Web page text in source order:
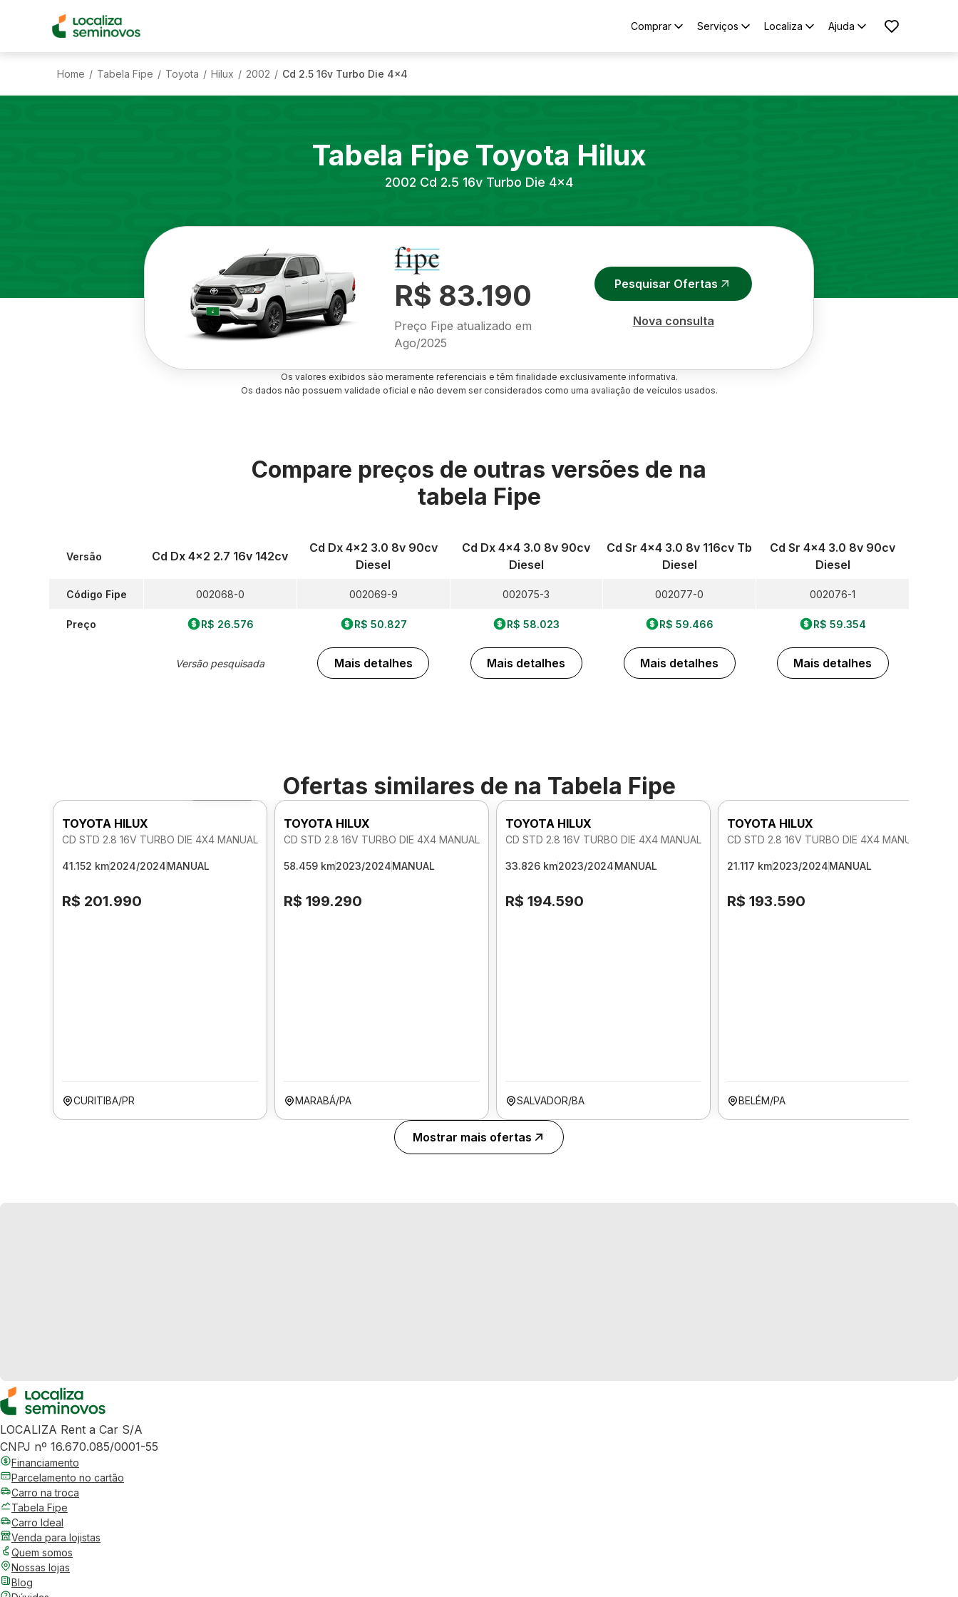
Comprar Serviços Localiza Ajuda
Home / Tabela Fipe / Toyota / Hilux / 2002 / Cd 2.5 16v Turbo Die 4x4
Tabela Fipe Toyota Hilux
2002 Cd 2.5 16v Turbo Die 4x4
R$ 83.190
Preço Fipe atualizado em
Ago/2025
Pesquisar Ofertas
Nova consulta
Os valores exibidos são meramente referenciais e têm finalidade exclusivamente informativa.
Os dados não possuem validade oficial e não devem ser considerados como uma avaliação de veículos usados.
Compare preços de outras versões de na
tabela Fipe
Versão
Código Fipe
Preço
Cd Dx 4x2 2.7 16v 142cv
002068-0
R$ 26.576
Versão pesquisada
Cd Dx 4x2 3.0 8v 90cv
Diesel
002069-9
R$ 50.827
Mais detalhes
Cd Dx 4x4 3.0 8v 90cv
Diesel
002075-3
R$ 58.023
Mais detalhes
Cd Sr 4x4 3.0 8v 116cv Tb
Diesel
002077-0
R$ 59.466
Mais detalhes
Cd Sr 4x4 3.0 8v 90cv
Diesel
002076-1
R$ 59.354
Mais detalhes
Ofertas similares de na Tabela Fipe
TOYOTA HILUX
CD STD 2.8 16V TURBO DIE 4X4 MANUAL
41.152 km2024/2024MANUAL
R$ 201.990
CURITIBA/PR
TOYOTA HILUX
CD STD 2.8 16V TURBO DIE 4X4 MANUAL
58.459 km2023/2024MANUAL
R$ 199.290
MARABÁ/PA
TOYOTA HILUX
CD STD 2.8 16V TURBO DIE 4X4 MANUAL
33.826 km2023/2024MANUAL
R$ 194.590
SALVADOR/BA
TOYOTA HILUX
CD STD 2.8 16V TURBO DIE 4X4 MANUAL
21.117 km2023/2024MANUAL
R$ 193.590
BELÉM/PA
Mostrar mais ofertas
LOCALIZA Rent a Car S/A
CNPJ nº 16.670.085/0001-55
Financiamento
Parcelamento no cartão
Carro na troca
Tabela Fipe
Carro Ideal
Venda para lojistas
Quem somos
Nossas lojas
Blog